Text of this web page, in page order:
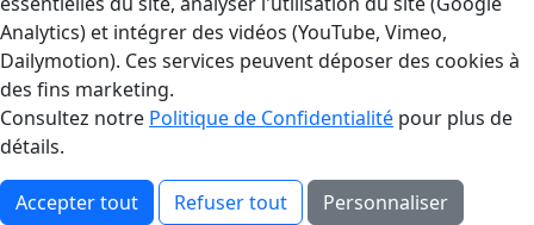
Analytics) et intégrer des vidéos (YouTube, Vimeo,
Dailymotion). Ces services peuvent déposer des cookies à
des fins marketing.
Consultez notre Politique de Confidentialité pour plus de
détails.
Accepter tout Refuser tout Personnaliser